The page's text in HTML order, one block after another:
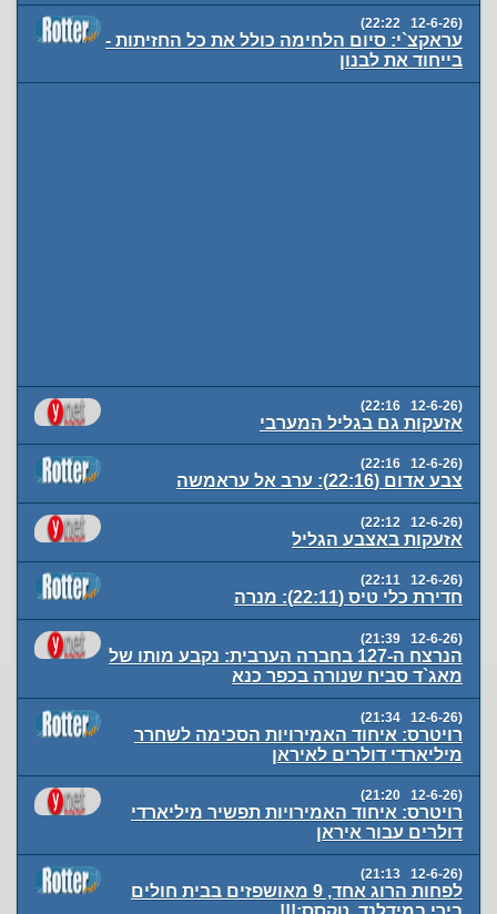
(12-6-26 22:22)
עראקצ`י: סיום הלחימה כולל את כל החזיתות -
בייחוד את לבנון
(12-6-26 22:16)
אזעקות גם בגליל המערבי
(12-6-26 22:16)
צבע אדום (22:16): ערב אל עראמשה
(12-6-26 22:12)
אזעקות באצבע הגליל
(12-6-26 22:11)
חדירת כלי טיס (22:11): מנרה
(12-6-26 21:39)
הנרצח ה-127 בחברה הערבית: נקבע מותו של
מאג`ד סביח שנורה בכפר כנא
(12-6-26 21:34)
רויטרס: איחוד האמירויות הסכימה לשחרר
מיליארדי דולרים לאיראן
(12-6-26 21:20)
רויטרס: איחוד האמירויות תפשיר מיליארדי
דולרים עבור איראן
(12-6-26 21:13)
לפחות הרוג אחד, 9 מאושפזים בבית חולים